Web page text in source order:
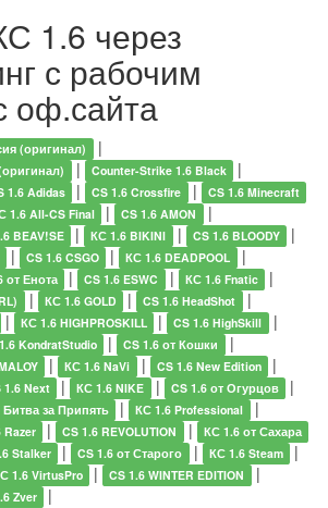
1.6 через
с рабочим
оф.сайта
(оригинал) |
| Counter-Strike 1.6 Black |
1.6 Adidas | CS 1.6 Crossfire | CS 1.6 Minecraft
1.6 All-CS Final | CS 1.6 AMON |
BEAV!SE | КС 1.6 BIKINI | CS 1.6 BLOODY |
| CS 1.6 CSGO | КС 1.6 DEADPOOL |
от Енота | CS 1.6 ESWC | КС 1.6 Fnatic |
| КС 1.6 GOLD | CS 1.6 HeadShot |
| КС 1.6 HIGHPROSKILL | CS 1.6 HighSkill |
KondratStudio | CS 1.6 от Кошки |
| КС 1.6 NaVi | CS 1.6 New Edition |
1.6 Next | КС 1.6 NIKE | CS 1.6 от Огурцов |
Битва за Припять | КС 1.6 Professional |
| CS 1.6 REVOLUTION | КС 1.6 от Сахара
Stalker | CS 1.6 от Старого | КС 1.6 Steam |
1.6 VirtusPro | CS 1.6 WINTER EDITION |
Zver |